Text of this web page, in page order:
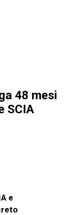
48 mesi
SCIA
e